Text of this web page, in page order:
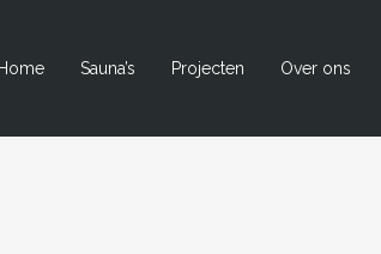
Home Sauna’s Projecten Over ons